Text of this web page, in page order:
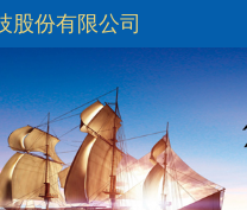
股份有限公司